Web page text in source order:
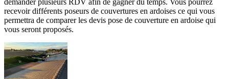
recevoir différents poseurs de couvertures en ardoises ce qui vous
permettra de comparer les devis pose de couverture en ardoise qui
vous seront proposés.